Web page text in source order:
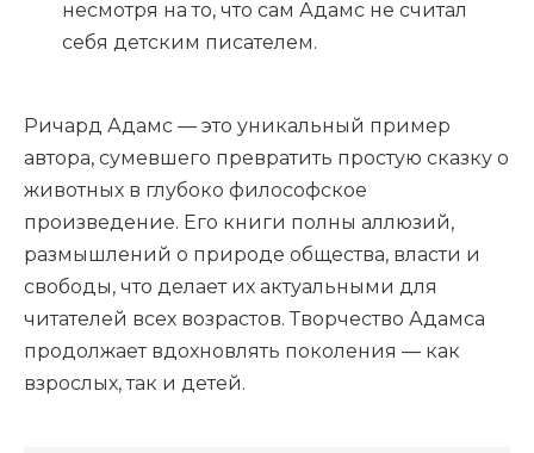
несмотря на то, что сам Адамс не считал
себя детским писателем.
Ричард Адамс — это уникальный пример
автора, сумевшего превратить простую сказку о
животных в глубоко философское
произведение. Его книги полны аллюзий,
размышлений о природе общества, власти и
свободы, что делает их актуальными для
читателей всех возрастов. Творчество Адамса
продолжает вдохновлять поколения — как
взрослых, так и детей.